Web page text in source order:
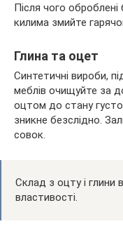
Після чого
килима змийте
Глина та оцет
Синтетичні вироби,
меблів очищуйте за
оцтом до стану
зникне безслідно.
совок.
Склад з оцту і глини
властивості.